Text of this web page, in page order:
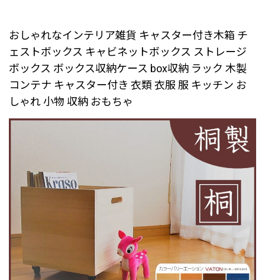
おしゃれなインテリア雑貨 キャスター付き木箱 チ
ェストボックス キャビネットボックス ストレージ
ボックス ボックス収納ケース box収納 ラック 木製
コンテナ キャスター付き 衣類 衣服 服 キッチン お
しゃれ 小物 収納 おもちゃ